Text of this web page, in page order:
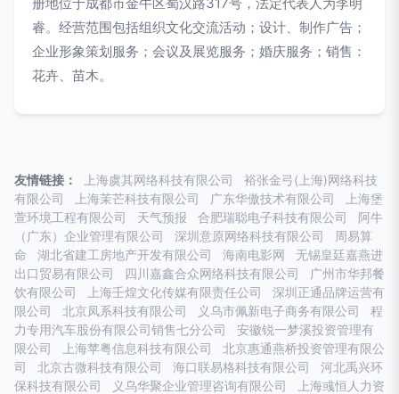
睿。经营范围包括组织文化交流活动；设计、制作广告；
企业形象策划服务；会议及展览服务；婚庆服务；销售：
花卉、苗木。
友情链接： 上海虞其网络科技有限公司
裕张金弓(上海)网络科技
有限公司
上海茉芒科技有限公司 广东华傲技术有限公司
上海堡
萱环境工程有限公司
天气预报 合肥瑞聪电子科技有限公司
阿牛
（广东）企业管理有限公司
深圳意原网络科技有限公司
周易算
命
湖北省建工房地产开发有限公司 海南电影网
无锡皇廷嘉燕进
出口贸易有限公司
四川嘉鑫合众网络科技有限公司
广州市华邦餐
饮有限公司
上海壬煌文化传媒有限责任公司
深圳正通品牌运营有
限公司
北京凤系科技有限公司 义乌市佩新电子商务有限公司
程
力专用汽车股份有限公司销售七分公司
安徽锐一梦溪投资管理有
限公司
上海苹粤信息科技有限公司
北京惠通燕桥投资管理有限公
司
北京古微科技有限公司 海口联易格科技有限公司
河北禹兴环
保科技有限公司
义乌华聚企业管理咨询有限公司
上海彧恒人力资